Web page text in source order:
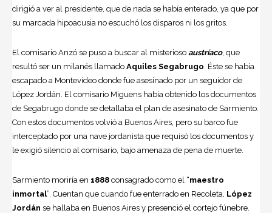
dirigió a ver al presidente, que de nada se había enterado, ya que por
su marcada hipoacusia no escuchó los disparos ni los gritos.
El comisario Anzó se puso a buscar al misterioso austríaco, que
resultó ser un milanés llamado Aquiles Segabrugo . Éste se había
escapado a Montevideo donde fue asesinado por un seguidor de
López Jordán. El comisario Miguens había obtenido los documentos
de Segabrugo donde se detallaba el plan de asesinato de Sarmiento.
Con estos documentos volvió a Buenos Aires, pero su barco fue
interceptado por una nave jordanista que requisó los documentos y
le exigió silencio al comisario, bajo amenaza de pena de muerte.
Sarmiento moriría en 1888 consagrado como el “maestro
inmortal”. Cuentan que cuando fue enterrado en Recoleta, López
Jordán se hallaba en Buenos Aires y presenció el cortejo fúnebre.